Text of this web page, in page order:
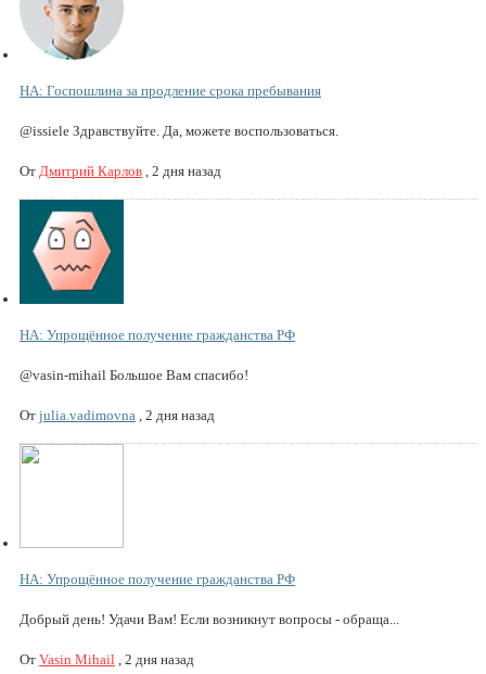
НА: Госпошлина за продление срока пребывания
@issiele Здравствуйте. Да, можете воспользоваться.
От Дмитрий Карлов , 2 дня назад
НА: Упрощённое получение гражданства РФ
@vasin-mihail Большое Вам спасибо!
От julia.vadimovna , 2 дня назад
НА: Упрощённое получение гражданства РФ
Добрый день! Удачи Вам! Если возникнут вопросы - обраща...
От Vasin Mihail , 2 дня назад